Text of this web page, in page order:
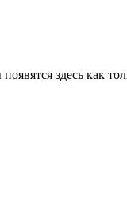
здесь как